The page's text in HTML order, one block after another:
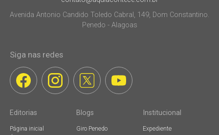
Avenida Antonio Candido Toledo Cabral, 149, Dom Constantino.
Penedo - Alagoas
Siga nas redes
Editorias
Página inicial
Blogs
Giro Penedo
Institucional
Expediente